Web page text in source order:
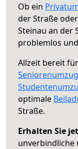
Ob ein
der Straße
Steinau an der
problemlos
Allzeit bereit
Seniorenumzug
optimale
Straße.
Erhalten Sie
unverbindliche